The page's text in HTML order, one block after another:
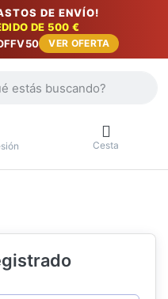
DE ENVÍO!
DE 500 €
VER OFERTA
Cesta